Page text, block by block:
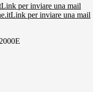
Link per inviare una mail
Link per inviare una mail